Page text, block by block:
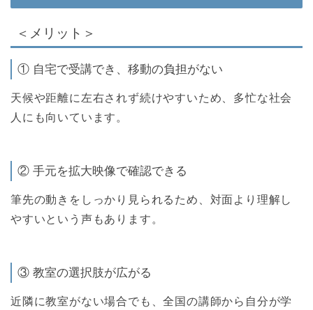
＜メリット＞
① 自宅で受講でき、移動の負担がない
天候や距離に左右されず続けやすいため、多忙な社会
人にも向いています。
② 手元を拡大映像で確認できる
筆先の動きをしっかり見られるため、対面より理解し
やすいという声もあります。
③ 教室の選択肢が広がる
近隣に教室がない場合でも、全国の講師から自分が学